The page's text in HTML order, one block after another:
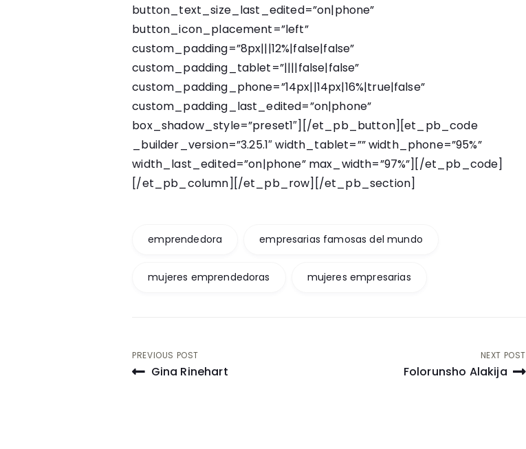
button_text_size_last_edited=”on|phone”
button_icon_placement=”left”
custom_padding=”8px|||12%|false|false”
custom_padding_tablet=”||||false|false”
custom_padding_phone=”14px||14px|16%|true|false”
custom_padding_last_edited=”on|phone”
box_shadow_style=”preset1″][/et_pb_button][et_pb_code
_builder_version=”3.25.1″ width_tablet=”” width_phone=”95%”
width_last_edited=”on|phone” max_width=”97%”] [/et_pb_code]
[/et_pb_column][/et_pb_row][/et_pb_section]
emprendedora empresarias famosas del mundo
mujeres emprendedoras mujeres empresarias
Post
PREVIOUS POST
Gina Rinehart
NEXT POST
Folorunsho Alakija